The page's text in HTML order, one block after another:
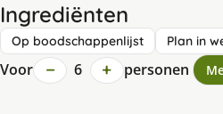
Ingrediënten
Op boodschappenlijst Plan in
Voor − 6 + personen